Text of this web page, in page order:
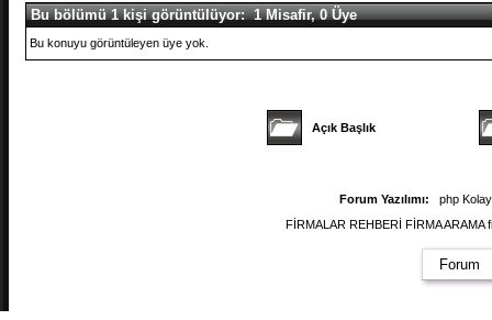
Bu bölümü 1 kişi görüntülüyor: 1 Misafir, 0 Üye
Bu konuyu görüntüleyen üye yok.
Açık Başlık
Forum Yazılımı:
php
FİRMALAR REHBERİ FİRMA
Forum